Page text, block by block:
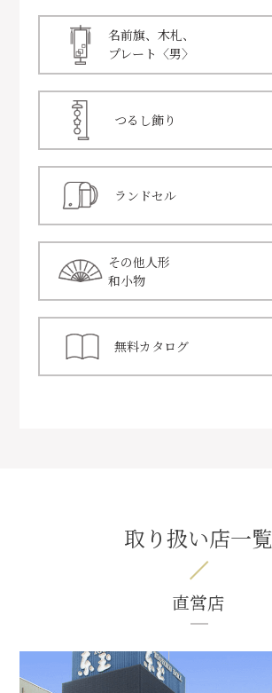
名前旗、木札、
プレート〈男〉
つるし飾り
ランドセル
その他人形
和小物
無料カタログ
取り扱い店一覧
直営店